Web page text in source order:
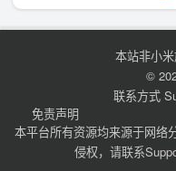
本站非小
©
联系方式
免责声明
本平台所有资源均来源于网络
侵权，请联系